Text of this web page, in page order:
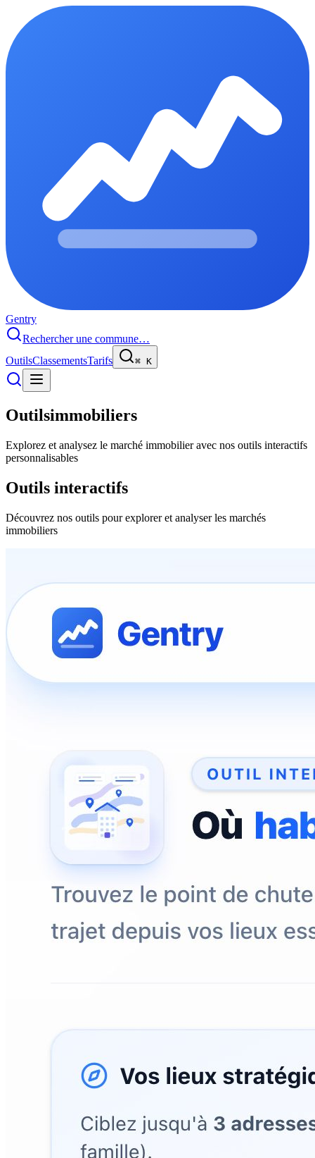
Gentry
Rechercher une commune…
OutilsClassementsTarifs ⌘ K
Outilsimmobiliers
Explorez et analysez le marché immobilier avec nos outils interactifs
personnalisables
Outils interactifs
Découvrez nos outils pour explorer et analyser les marchés
immobiliers